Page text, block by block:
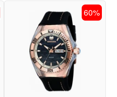
DEPORTIVO
PARA
HOMBRE
TECHNOMARINE
CRUISE
TM-
115214
NEGRO
60%